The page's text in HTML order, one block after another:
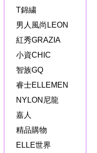
T錦繍
男人風尚LEON
紅秀GRAZIA
小資CHIC
智族GQ
睿士ELLEMEN
NYLON尼龍
嘉人
精品購物
ELLE世界